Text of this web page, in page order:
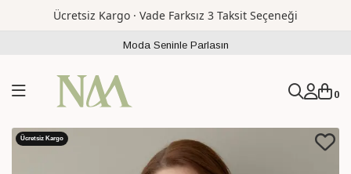
Ücretsiz Kargo · Vade Farksız 3 Taksit Seçeneği
Moda Seninle Parlasın
0
Ücretsiz Kargo